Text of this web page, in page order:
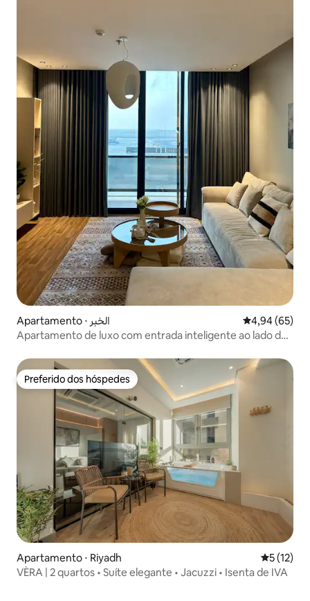
Apartamento ⋅ الخبر 4,94 de uma
4,94 (65)
Apartamento de luxo com entrada inteligente ao lado do
Preferido dos hóspedes
Preferido dos hóspedes
Apartamento ⋅ Riyadh 5 de uma
5 (12)
VÈRA | 2 quartos • Suíte elegante • Jacuzzi • Isenta de IVA